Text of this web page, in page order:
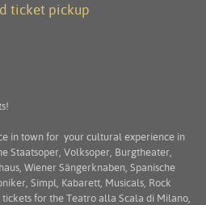
ticket pickup
in town for your cultural experience in
Staatsoper, Volksoper, Burgtheater,
Wiener Sängerknaben, Spanische
Simpl, Kabarett, Musicals, Rock
for the Teatro alla Scala di Milano,